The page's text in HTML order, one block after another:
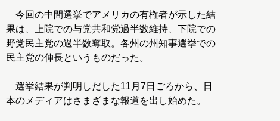
今回の中間選挙でアメリカの有権者が示した結
果は、上院での与党共和党過半数維持、下院での
野党民主党の過半数奪取。各州の州知事選挙での
民主党の伸長というものだった。
選挙結果が判明しだした11月7日ごろから、日
本のメディアはさまざまな報道を出し始めた。